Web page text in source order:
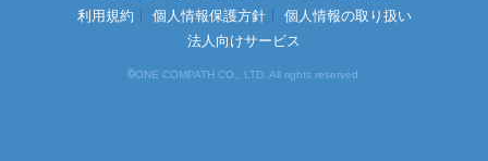
利用規約
個人情報保護方針
個人情報の取り扱い
法人向けサービス
©ONE COMPATH CO., LTD. All rights reserved.